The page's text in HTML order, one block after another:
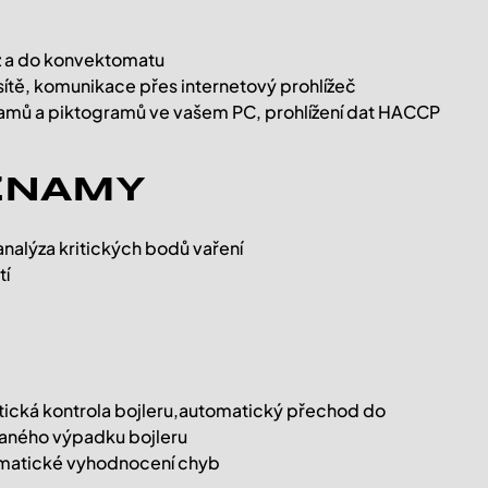
a do konvektomatu
komunikace přes internetový prohlížeč
a piktogramů ve vašem PC, prohlížení dat HACCP
kritických bodů vaření
kontrola bojleru,automatický přechod do
výpadku bojleru
vyhodnocení chyb